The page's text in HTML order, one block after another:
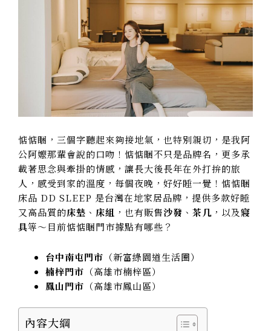
惦惦睏，三個字聽起來夠接地氣，也特別親切，是我阿
公阿嬤那輩會說的口吻！惦惦睏不只是品牌名，更多承
載著思念與牽掛的情感，讓長大後長年在外打拚的旅
人，感受到家的溫度，每個夜晚，好好睡一覺！惦惦睏
床品 DD SLEEP 是台灣在地家居品牌，提供多款好睡
又高品質的床墊 、 床組 ，也有販售沙發 、 茶几 ，以及寢
具等～目前惦惦睏門市據點有哪些？
台中南屯門市 （新富綠園道生活圈）
楠梓門市 （高雄市楠梓區）
鳳山門市 （高雄市鳳山區）
內容大綱